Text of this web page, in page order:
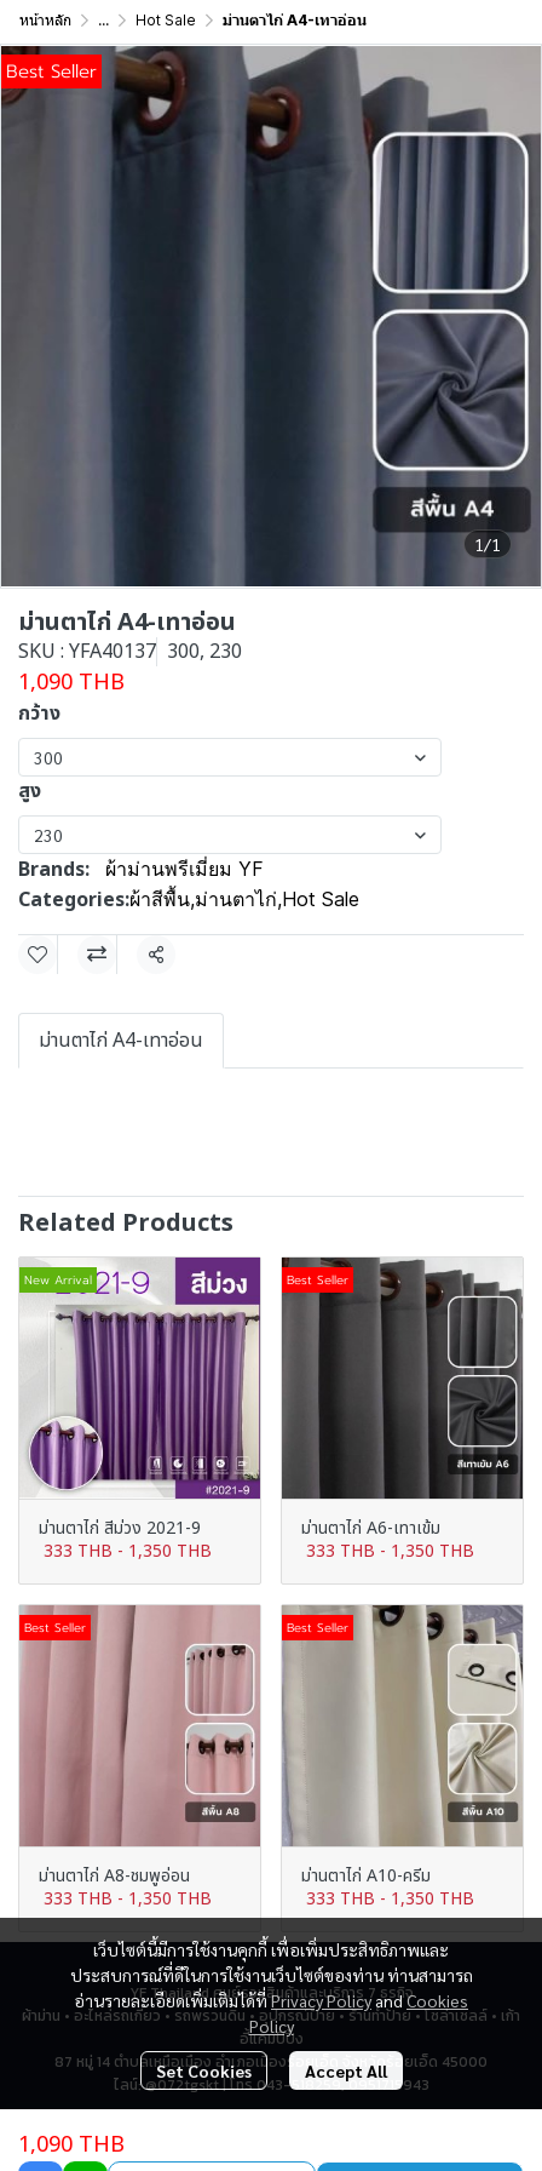
หน้าหลัก ... Hot Sale ม่านตาไก่ A4-เทาอ่อน
1/1
Best Seller
ม่านตาไก่ A4-เทาอ่อน
SKU : YFA40137 300, 230
1,090 THB
กว้าง
300
สูง
230
Brands: ผ้าม่านพรีเมี่ยม YF
Categories:ผ้าสีพื้น,ม่านตาไก่,Hot Sale
Share
ม่านตาไก่ A4-เทาอ่อน
Related Products
New Arrival
ม่านตาไก่ สีม่วง 2021-9
333 THB - 1,350 THB
Best Seller
ม่านตาไก่ A6-เทาเข้ม
333 THB - 1,350 THB
Best Seller
ม่านตาไก่ A8-ชมพูอ่อน
333 THB - 1,350 THB
Best Seller
ม่านตาไก่ A10-ครีม
333 THB - 1,350 THB
1,090 THB
เว็บไซต์นี้มีการใช้งานคุกกี้ เพื่อเพิ่มประสิทธิภาพและ
ประสบการณ์ที่ดีในการใช้งานเว็บไซต์ของท่าน ท่านสามารถ
อ่านรายละเอียดเพิ่มเติมได้ที่Privacy PolicyandCookies
Policy
Set Cookies Accept All
YF Thailand ศูนย์รวมสินค้าและบริการ 7 ธุรกิจ
ผ้าม่าน • อะไหล่รถเกี่ยว • รถพรวนดิน • อุปกรณ์ป้าย • ร้านทำป้าย • โซล่าเซลล์ • เก้า
อี้แคมป์ปิ้ง
87 หมู่ 14 ตำบลเหนือเมือง อำเภอเมืองร้อยเอ็ด จังหวัดร้อยเอ็ด 45000
ไลน์: @072tgskt | โทร 043-518259, 0951715943
Total Visitor2,771,113